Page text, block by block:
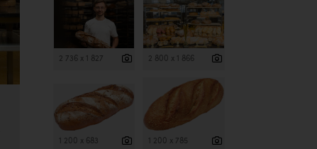
2 736 x 1 827 2 800 x 1 866
1 200 x 683 1 200 x 785